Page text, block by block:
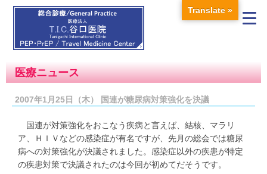
医療ニュース
2007年1月25日（木） 国連が糖尿病対策強化を決議
国連が対策強化をおこなう疾病と言えば、結核、マラリ
ア、ＨＩＶなどの感染症が有名ですが、先月の総会では糖尿
病への対策強化が決議されました。感染症以外の疾患が特定
の疾患対策で決議されたのは今回が初めてだそうです。
Translate »